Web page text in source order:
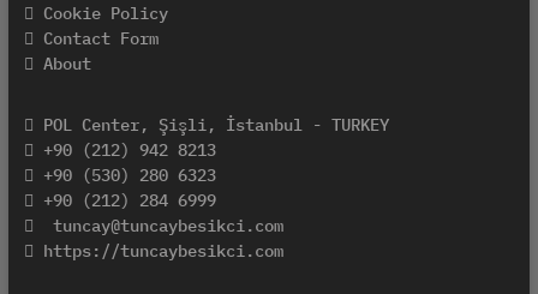
Cookie Policy
Contact Form
About
POL Center, Şişli, İstanbul - TURKEY
+90 (212) 942 8213
+90 (530) 280 6323
+90 (212) 284 6999
tuncay@tuncaybesikci.com
https://tuncaybesikci.com